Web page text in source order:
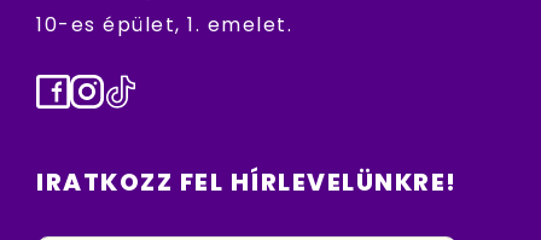
10-es épület, 1. emelet.
Facebook
Instagram
TikTok
IRATKOZZ FEL HÍRLEVELÜNKRE!